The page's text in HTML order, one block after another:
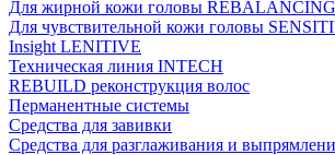
Для жирной кожи головы REBALANCING
Для чувствительной кожи головы
Insight LENITIVE
Техническая линия INTECH
REBUILD реконструкция волос
Перманентные системы
Средства для завивки
Средства для разглаживания и